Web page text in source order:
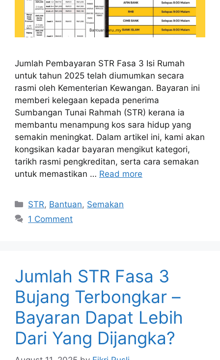
Jumlah Pembayaran STR Fasa 3 Isi Rumah
untuk tahun 2025 telah diumumkan secara
rasmi oleh Kementerian Kewangan. Bayaran ini
memberi kelegaan kepada penerima
Sumbangan Tunai Rahmah (STR) kerana ia
membantu menampung kos sara hidup yang
semakin meningkat. Dalam artikel ini, kami akan
kongsikan kadar bayaran mengikut kategori,
tarikh rasmi pengkreditan, serta cara semakan
untuk memastikan … Read more
Categories
STR, Bantuan, Semakan
1 Comment
Jumlah STR Fasa 3
Bujang Terbongkar –
Bayaran Dapat Lebih
Dari Yang Dijangka?